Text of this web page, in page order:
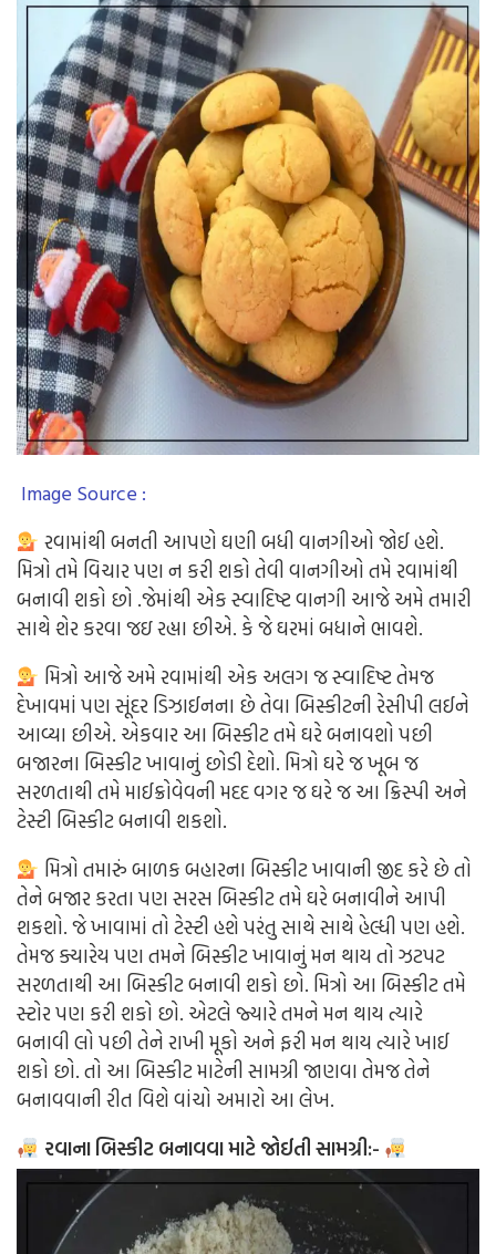
Image Source :
રવામાંથી બનતી આપણે ઘણી બધી વાનગીઓ જોઈ હશે.
મિત્રો તમે વિચાર પણ ન કરી શકો તેવી વાનગીઓ તમે રવામાંથી
બનાવી શકો છો .જેમાંથી એક સ્વાદિષ્ટ વાનગી આજે અમે તમારી
સાથે શેર કરવા જઇ રહ્યા છીએ. કે જે ઘરમાં બધાને ભાવશે.
મિત્રો આજે અમે રવામાંથી એક અલગ જ સ્વાદિષ્ટ તેમજ
દેખાવમાં પણ સૂંદર ડિઝાઈનના છે તેવા બિસ્કીટની રેસીપી લઈને
આવ્યા છીએ. એકવાર આ બિસ્કીટ તમે ઘરે બનાવશો પછી
બજારના બિસ્કીટ ખાવાનું છોડી દેશો. મિત્રો ઘરે જ ખૂબ જ
સરળતાથી તમે માઈક્રોવેવની મદદ વગર જ ઘરે જ આ ક્રિસ્પી અને
ટેસ્ટી બિસ્કીટ બનાવી શકશો.
મિત્રો તમારું બાળક બહારના બિસ્કીટ ખાવાની જીદ કરે છે તો
તેને બજાર કરતા પણ સરસ બિસ્કીટ તમે ઘરે બનાવીને આપી
શકશો. જે ખાવામાં તો ટેસ્ટી હશે પરંતુ સાથે સાથે હેલ્ધી પણ હશે.
તેમજ ક્યારેય પણ તમને બિસ્કીટ ખાવાનું મન થાય તો ઝટપટ
સરળતાથી આ બિસ્કીટ બનાવી શકો છો. મિત્રો આ બિસ્કીટ તમે
સ્ટોર પણ કરી શકો છો. એટલે જ્યારે તમને મન થાય ત્યારે
બનાવી લો પછી તેને રાખી મૂકો અને ફરી મન થાય ત્યારે ખાઈ
શકો છો. તો આ બિસ્કીટ માટેની સામગ્રી જાણવા તેમજ તેને
બનાવવાની રીત વિશે વાંચો અમારો આ લેખ.
રવાના બિસ્કીટ બનાવવા માટે જોઈતી સામગ્રી:-